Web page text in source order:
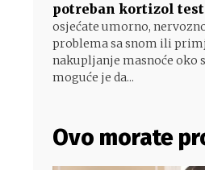
potreban kortizol test
osjećate umorno,
problema sa snom ili
nakupljanje masnoće oko
moguće je da...
Ovo morate